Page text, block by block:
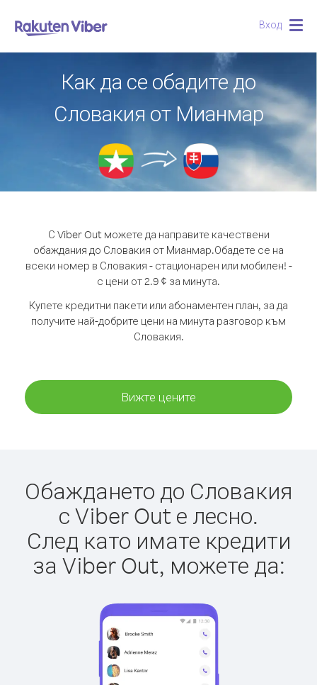
Вход
Как да се обадите до
Словакия от Мианмар
С Viber Out можете да направите качествени
обаждания до Словакия от Мианмар.Обадете се на
всеки номер в Словакия - стационарен или мобилен! -
с цени от 2.9 ¢ за минута.
Купете кредитни пакети или абонаментен план, за да
получите най-добрите цени на минута разговор към
Словакия.
Вижте цените
Обаждането до Словакия
с Viber Out е лесно.
След като имате кредити
за Viber Out, можете да: